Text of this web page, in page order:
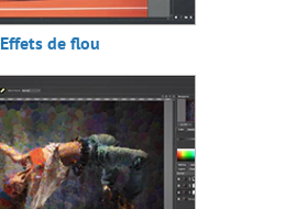
Effets de flou